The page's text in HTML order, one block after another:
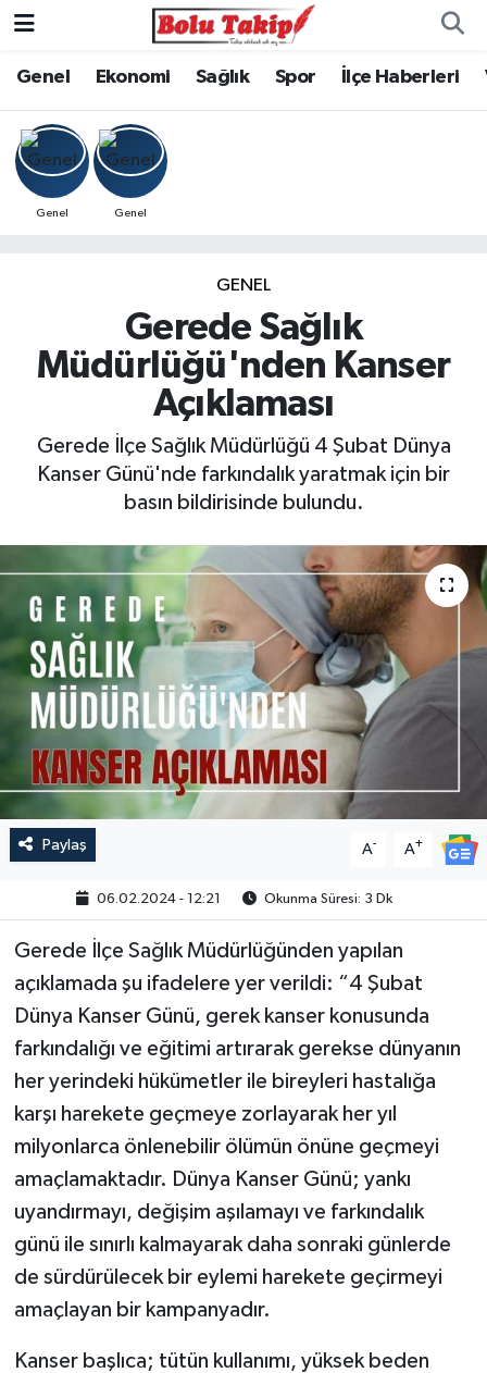
Genel Ekonomi Sağlık Spor İlçe Haberleri
Genel Genel
GENEL
Gerede Sağlık
Müdürlüğü'nden Kanser
Açıklaması
Gerede İlçe Sağlık Müdürlüğü 4 Şubat Dünya
Kanser Günü'nde farkındalık yaratmak için bir
basın bildirisinde bulundu.
Paylaş A- A+
06.02.2024 - 12:21 Okunma Süresi: 3 Dk
Gerede İlçe Sağlık Müdürlüğünden yapılan
açıklamada şu ifadelere yer verildi: “4 Şubat
Dünya Kanser Günü, gerek kanser konusunda
farkındalığı ve eğitimi artırarak gerekse dünyanın
her yerindeki hükümetler ile bireyleri hastalığa
karşı harekete geçmeye zorlayarak her yıl
milyonlarca önlenebilir ölümün önüne geçmeyi
amaçlamaktadır. Dünya Kanser Günü; yankı
uyandırmayı, değişim aşılamayı ve farkındalık
günü ile sınırlı kalmayarak daha sonraki günlerde
de sürdürülecek bir eylemi harekete geçirmeyi
amaçlayan bir kampanyadır.
Kanser başlıca; tütün kullanımı, yüksek beden